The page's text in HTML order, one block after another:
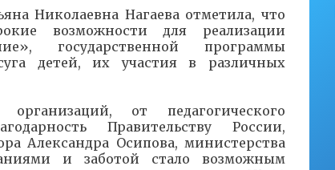
Николаевна Нагаева отметила, что
возможности для реализации
государственной программы
детей, их участия в различных
от педагогического
Правительству России,
Александра Осипова, министерства
и заботой стало возможным